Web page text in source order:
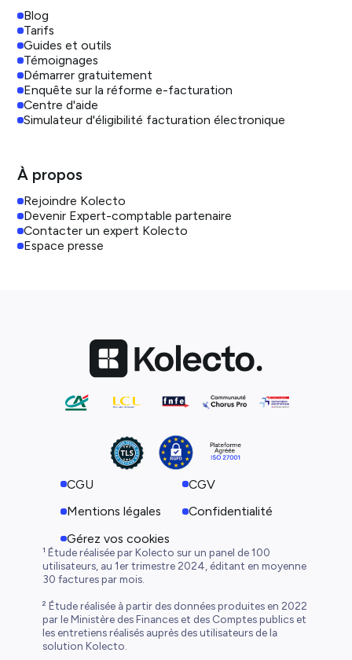
Blog
Tarifs
Guides et outils
Témoignages
Démarrer gratuitement
Enquête sur la réforme e-facturation
Centre d'aide
Simulateur d'éligibilité facturation électronique
À propos
Rejoindre Kolecto
Devenir Expert-comptable partenaire
Contacter un expert Kolecto
Espace presse
CGU
CGV
Mentions légales
Confidentialité
Gérez vos cookies
¹ Étude réalisée par Kolecto sur un panel de 100
utilisateurs, au 1er trimestre 2024, éditant en moyenne
30 factures par mois.
² Étude réalisée à partir des données produites en 2022
par le Ministère des Finances et des Comptes publics et
les entretiens réalisés auprès des utilisateurs de la
solution Kolecto.